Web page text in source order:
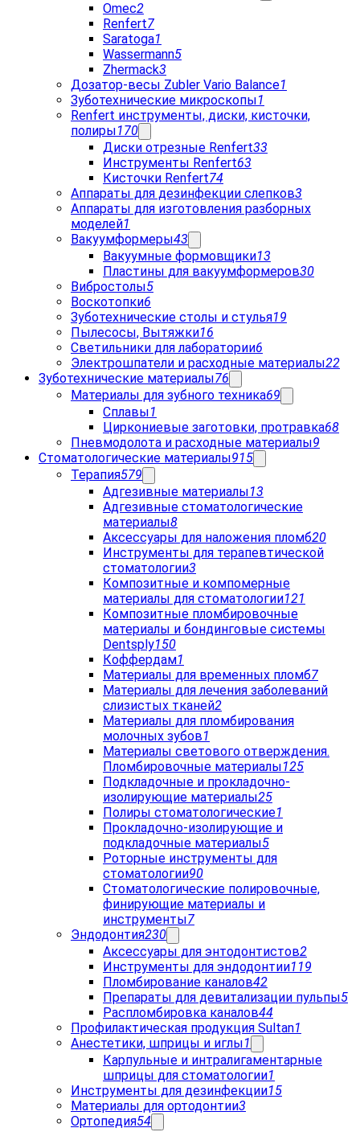
Omec2
Renfert7
Saratoga1
Wassermann5
Zhermack3
Дозатор-весы Zubler Vario Balance1
Зуботехнические микроскопы1
Renfert инструменты, диски, кисточки,
полиры170
Диски отрезные Renfert33
Инструменты Renfert63
Кисточки Renfert74
Аппараты для дезинфекции слепков3
Аппараты для изготовления разборных
моделей1
Вакуумформеры43
Вакуумные формовщики13
Пластины для вакуумформеров30
Вибростолы5
Воскотопки6
Зуботехнические столы и стулья19
Пылесосы, Вытяжки16
Светильники для лаборатории6
Электрошпатели и расходные материалы22
Зуботехнические материалы76
Материалы для зубного техника69
Сплавы1
Циркониевые заготовки, протравка68
Пневмодолота и расходные материалы9
Стоматологические материалы915
Терапия579
Адгезивные материалы13
Адгезивные стоматологические
материалы8
Аксессуары для наложения пломб20
Инструменты для терапевтической
стоматологии3
Композитные и компомерные
материалы для стоматологии121
Композитные пломбировочные
материалы и бондинговые системы
Dentsply150
Коффердам1
Материалы для временных пломб7
Материалы для лечения заболеваний
слизистых тканей2
Материалы для пломбирования
молочных зубов1
Материалы светового отверждения.
Пломбировочные материалы125
Подкладочные и прокладочно-
изолирующие материалы25
Полиры стоматологические1
Прокладочно-изолирующие и
подкладочные материалы5
Роторные инструменты для
стоматологии90
Стоматологические полировочные,
финирующие материалы и
инструменты7
Эндодонтия230
Аксессуары для энтодонтистов2
Инструменты для эндодонтии119
Пломбирование каналов42
Препараты для девитализации пульпы5
Распломбировка каналов44
Профилактическая продукция Sultan1
Анестетики, шприцы и иглы1
Карпульные и интралигаментарные
шприцы для стоматологии1
Инструменты для дезинфекции15
Материалы для ортодонтии3
Ортопедия54